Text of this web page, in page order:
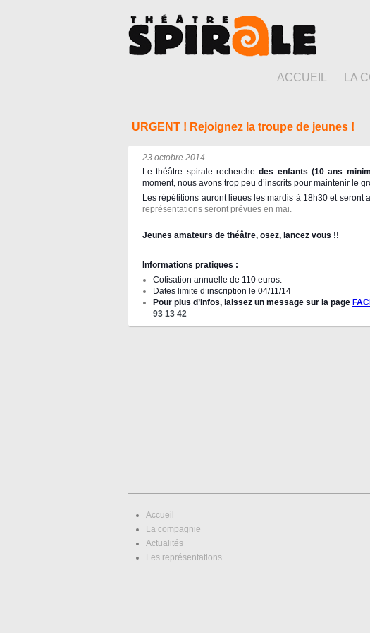
ACCUEIL LA
URGENT ! Rejoignez la troupe de jeunes !
23 octobre 2014
Le théâtre spirale recherchedes enfants (10 ans
moment, nous avons trop peu d’inscrits pour maintenir le
Les répétitions auront lieues les mardis à 18h30 et
représentations seront prévues en mai.
Jeunes amateurs de théâtre, osez, lancez vous !!
Informations pratiques :
Cotisation annuelle de 110 euros.
Dates limite d’inscription le 04/11/14
Pour plus d’infos, laissez un message sur la page
93 13 42
Accueil
La compagnie
Actualités
Les représentations